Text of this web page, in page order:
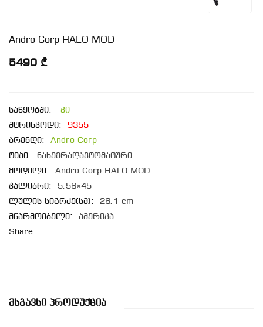
Andro Corp HALO MOD
5490 ₾
საწყობში:
კი
შტრიხკოდი:
9355
ბრენდი:
Andro Corp
ტიპი:
ნახევრადავტომატური
მოდელი:
Andro Corp HALO MOD
კალიბრი:
5.56×45
ლულის სიგრძე(სმ):
26.1 cm
მწარმოებელი:
ამერიკა
Share :
Მსგავსი Პროდუქცია